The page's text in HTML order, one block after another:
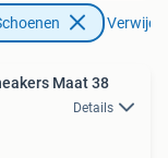
Maat 38
Details